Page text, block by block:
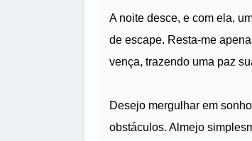
A noite desce, e com ela,
de escape. Resta-me
vença, trazendo uma paz
Desejo mergulhar em
obstáculos. Almejo